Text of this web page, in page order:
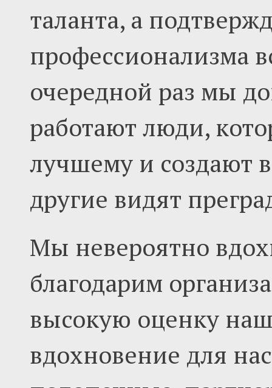
таланта, а
профессионализма
очередной раз мы
работают люди,
лучшему и создают
другие видят
Мы невероятно
благодарим
высокую оценку
вдохновение для